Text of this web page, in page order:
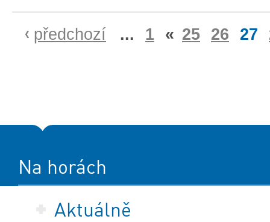
předchozí ... 1 « 25 26 27
Na horách
Aktuálně